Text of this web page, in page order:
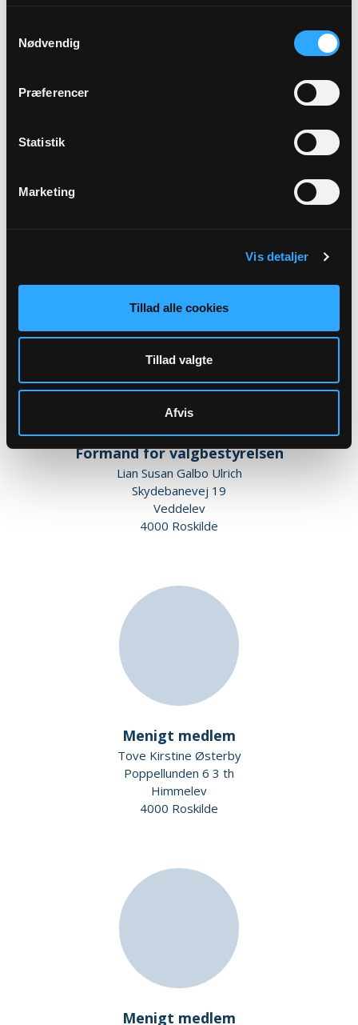
Nødvendig
Præferencer
Statistik
Marketing
Vis detaljer
Tillad alle cookies
Tillad valgte
Afvis
Formand for valgbestyrelsen
Lian Susan Galbo Ulrich
Skydebanevej 19
Veddelev
4000 Roskilde
Menigt medlem
Tove Kirstine Østerby
Poppellunden 6 3 th
Himmelev
4000 Roskilde
Menigt medlem